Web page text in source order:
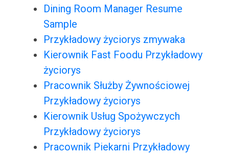
Dining Room Manager Resume
Sample
Przykładowy życiorys zmywaka
Kierownik Fast Foodu Przykładowy
życiorys
Pracownik Służby Żywnościowej
Przykładowy życiorys
Kierownik Usług Spożywczych
Przykładowy życiorys
Pracownik Piekarni Przykładowy